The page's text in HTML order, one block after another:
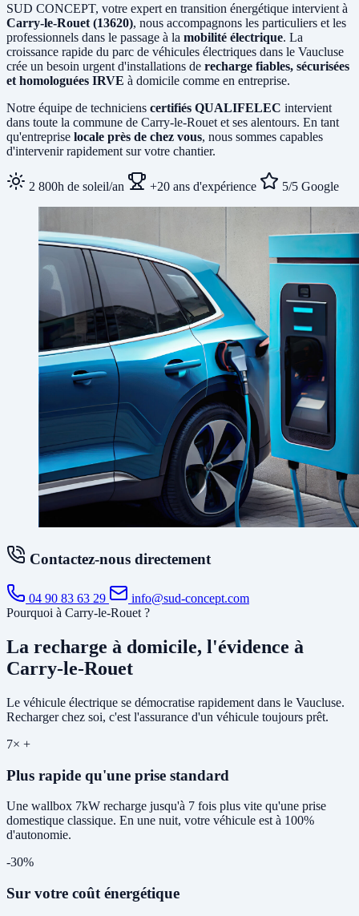
SUD CONCEPT, votre expert en transition énergétique intervient à
Carry-le-Rouet (13620), nous accompagnons les particuliers et les
professionnels dans le passage à la mobilité électrique. La
croissance rapide du parc de véhicules électriques dans le Vaucluse
crée un besoin urgent d'installations de recharge fiables, sécurisées
et homologuées IRVE à domicile comme en entreprise.
Notre équipe de techniciens certifiés QUALIFELEC intervient
dans toute la commune de Carry-le-Rouet et ses alentours. En tant
qu'entreprise locale près de chez vous, nous sommes capables
d'intervenir rapidement sur votre chantier.
2 800h de soleil/an +20 ans d'expérience 5/5 Google
Contactez-nous directement
04 90 83 63 29
info@sud-concept.com
Pourquoi à Carry-le-Rouet ?
La recharge à domicile, l'évidence à
Carry-le-Rouet
Le véhicule électrique se démocratise rapidement dans le Vaucluse.
Recharger chez soi, c'est l'assurance d'un véhicule toujours prêt.
7× +
Plus rapide qu'une prise standard
Une wallbox 7kW recharge jusqu'à 7 fois plus vite qu'une prise
domestique classique. En une nuit, votre véhicule est à 100%
d'autonomie.
-30%
Sur votre coût énergétique